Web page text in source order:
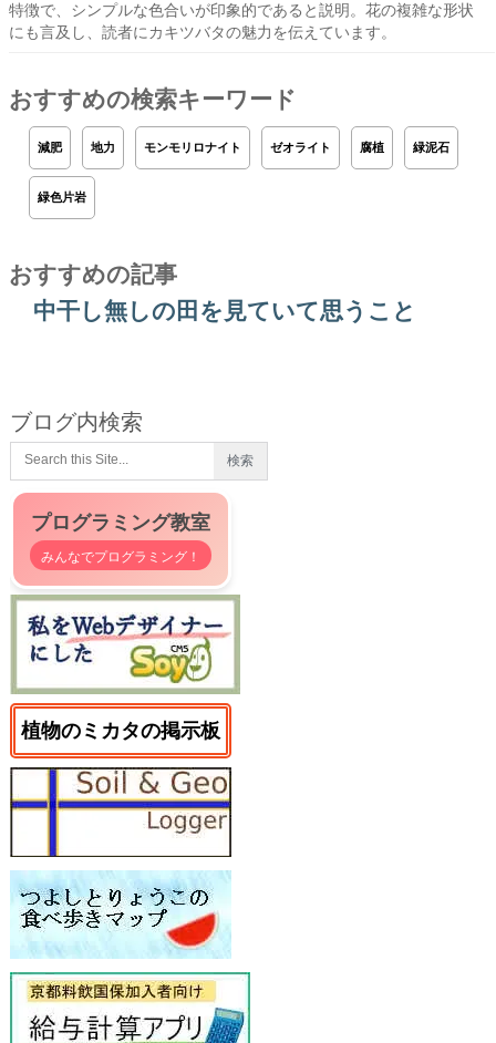
特徴で、シンプルな色合いが印象的であると説明。花の複雑な形状
にも言及し、読者にカキツバタの魅力を伝えています。
おすすめの検索キーワード
減肥 地力 モンモリロナイト ゼオライト 腐植 緑泥石
緑色片岩
おすすめの記事
中干し無しの田を見ていて思うこと
ブログ内検索
プログラミング教室
みんなでプログラミング！
植物のミカタの掲示板